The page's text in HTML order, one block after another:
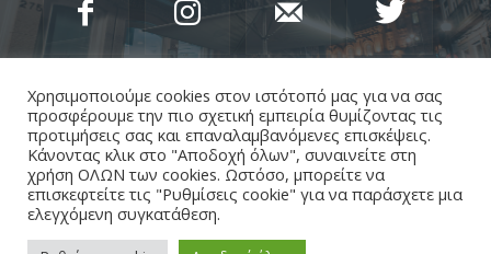
Ακολουθήστε το cityofilioupolis.gr
Χρησιμοποιούμε cookies στον ιστότοπό μας για να σας
προσφέρουμε την πιο σχετική εμπειρία θυμίζοντας τις
προτιμήσεις σας και επαναλαμβανόμενες επισκέψεις.
Κάνοντας κλικ στο "Αποδοχή όλων", συναινείτε στη
χρήση ΟΛΩΝ των cookies. Ωστόσο, μπορείτε να
επισκεφτείτε τις "Ρυθμίσεις cookie" για να παράσχετε μια
ελεγχόμενη συγκατάθεση.